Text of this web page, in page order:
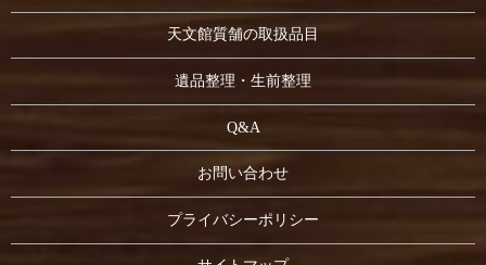
天文館質舗の取扱品目
遺品整理・生前整理
Q&A
お問い合わせ
プライバシーポリシー